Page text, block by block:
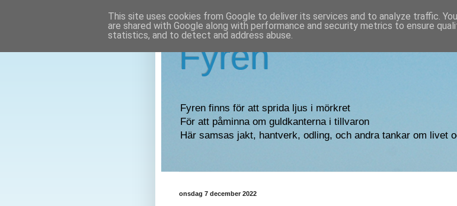
Fyren
Fyren finns för att sprida ljus i mörkret
För att påminna om guldkanterna i tillvaron
Här samsas jakt, hantverk, odling, och andra tankar om livet
onsdag 7 december 2022
This site uses cookies from Google to deliver its services and to analyze traffic.
are shared with Google along with performance and security metrics to ensure
statistics, and to detect and address abuse.